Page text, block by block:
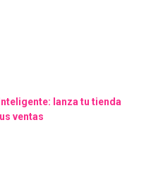
lanza tu tienda
ventas